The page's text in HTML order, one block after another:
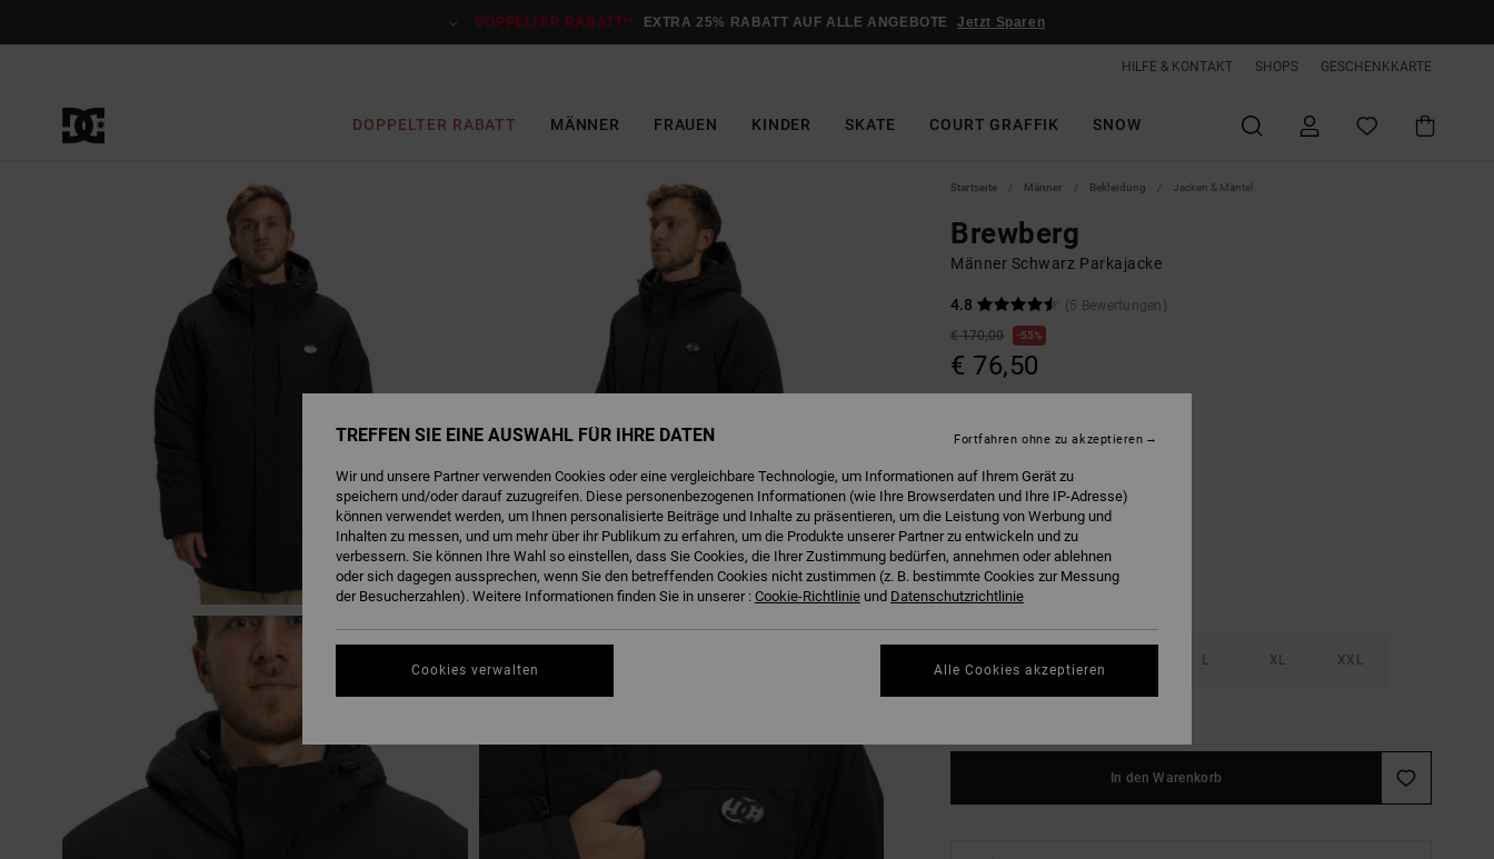
DOPPELTER RABATT*: EXTRA 25% RABATT AUF ALLE ANGEBOTE Jetzt Sparen
HILFE & KONTAKT SHOPS GESCHENKKARTE
DOPPELTER RABATT MÄNNER FRAUEN KINDER SKATE COURT GRAFFIK SNOW
Startseite Männer Bekleidung Jacken & Mäntel
Brewberg
Männer Schwarz Parkajacke
4.8
(5 Bewertungen)
€ 170,00
55%
€ 76,50
FarbeBlack
L XL XXL
In den Warenkorb
TREFFEN SIE EINE AUSWAHL FÜR IHRE DATEN
Wir und unsere Partner verwenden Cookies oder eine vergleichbare Technologie, um Informationen auf Ihrem Gerät zu
speichern und/oder darauf zuzugreifen. Diese personenbezogenen Informationen (wie Ihre Browserdaten und Ihre IP-Adresse)
können verwendet werden, um Ihnen personalisierte Beiträge und Inhalte zu präsentieren, um die Leistung von Werbung und
Inhalten zu messen, und um mehr über ihr Publikum zu erfahren, um die Produkte unserer Partner zu entwickeln und zu
verbessern. Sie können Ihre Wahl so einstellen, dass Sie Cookies, die Ihrer Zustimmung bedürfen, annehmen oder ablehnen
oder sich dagegen aussprechen, wenn Sie den betreffenden Cookies nicht zustimmen (z. B. bestimmte Cookies zur Messung
der Besucherzahlen). Weitere Informationen finden Sie in unserer : Cookie-Richtlinie und Datenschutzrichtlinie
Cookies verwalten
Fortfahren ohne zu akzeptieren
Alle Cookies akzeptieren